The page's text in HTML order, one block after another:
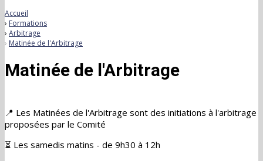
Accueil
Formations
Arbitrage
Matinée de l'Arbitrage
Matinée de l'Arbitrage
📍 Les Matinées de l'Arbitrage sont des initiations à l'arbitrage
proposées par le Comité
⏳ Les samedis matins - de 9h30 à 12h